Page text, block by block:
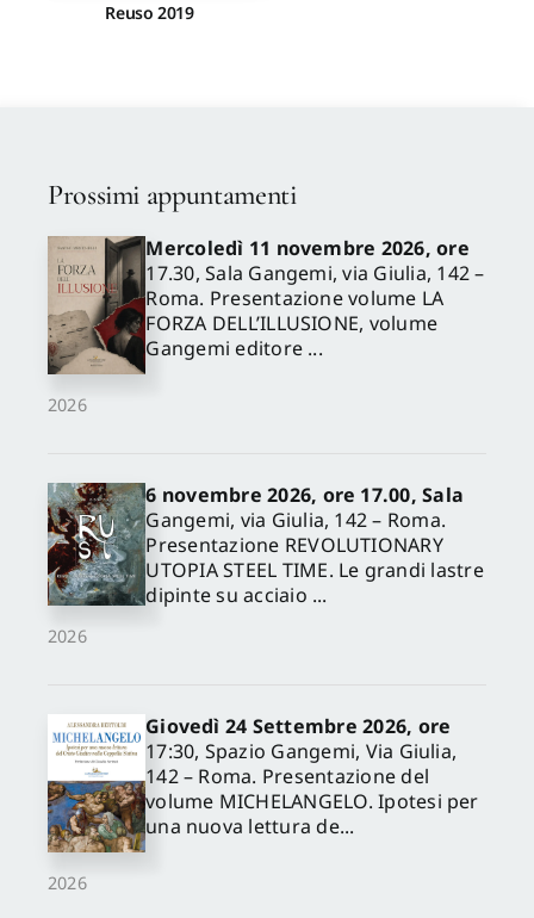
Reuso 2019
Prossimi appuntamenti
2026
Mercoledì 11 novembre 2026, ore
17.30, Sala Gangemi, via Giulia, 142 –
Roma. Presentazione volume LA
FORZA DELL’ILLUSIONE, volume
Gangemi editore ...
2026
6 novembre 2026, ore 17.00, Sala
Gangemi, via Giulia, 142 – Roma.
Presentazione REVOLUTIONARY
UTOPIA STEEL TIME. Le grandi lastre
dipinte su acciaio ...
2026
Giovedì 24 Settembre 2026, ore
17:30, Spazio Gangemi, Via Giulia,
142 – Roma. Presentazione del
volume MICHELANGELO. Ipotesi per
una nuova lettura de...